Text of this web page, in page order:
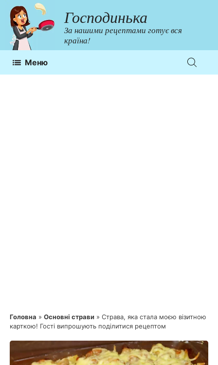
Перейти
до
контенту
Господинька
За нашими рецептами готує вся
країна!
Меню
Головна » Основні страви » Страва, яка стала моєю візитною
карткою! Гості випрошують поділитися рецептом